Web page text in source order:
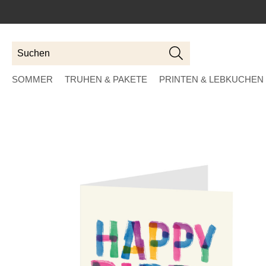
Suchen
SOMMER TRUHEN & PAKETE PRINTEN & LEBKUCHEN